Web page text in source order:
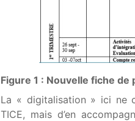
Figure 1 : Nouvelle fiche
La « digitalisation » ici ne
TICE, mais d’en